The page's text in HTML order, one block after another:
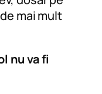
mai mult
nu va fi